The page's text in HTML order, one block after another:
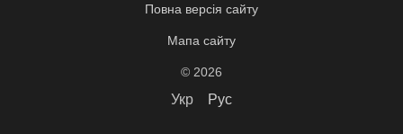
Повна версія сайту
Мапа сайту
© 2026
Укр Рус